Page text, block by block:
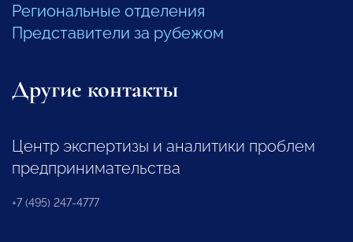
Региональные отделения
Представители за рубежом
Другие контакты
Центр экспертизы и аналитики проблем
предпринимательства
+7 (495) 247-4777